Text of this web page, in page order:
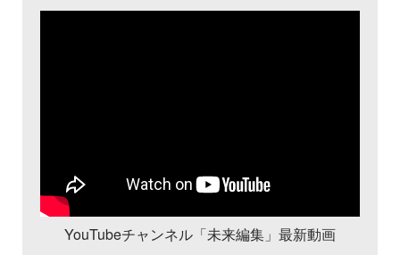
YouTubeチャンネル「未来編集」最新動画